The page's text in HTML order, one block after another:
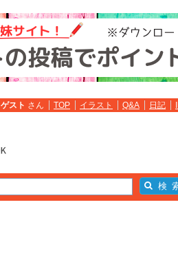
ゲスト さん TOP イラスト Q&A 日記